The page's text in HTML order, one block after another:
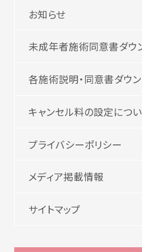
お知らせ
未成年者施術同意書ダウ
各施術説明・同意書ダウ
キャンセル料の設定につ
プライバシーポリシー
メディア掲載情報
サイトマップ